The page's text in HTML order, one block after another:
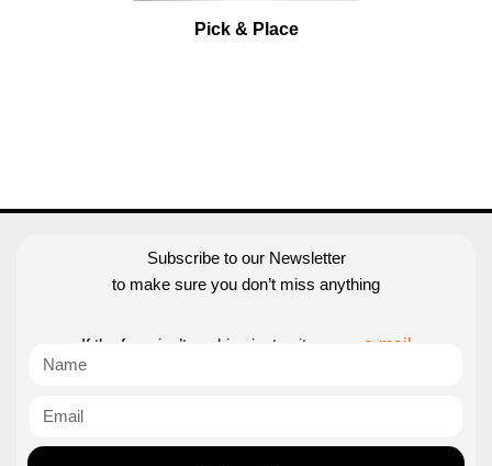
Pick & Place
Subscribe to our Newsletter
to make sure you don’t miss anything
If the form isn’t working just write us an e-mail